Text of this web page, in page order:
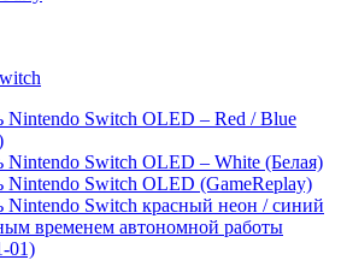
Nintendo Switch OLED – Red / Blue
Nintendo Switch OLED – White (Белая)
Nintendo Switch OLED (GameReplay)
Nintendo Switch красный неон / синий
временем автономной работы
01)